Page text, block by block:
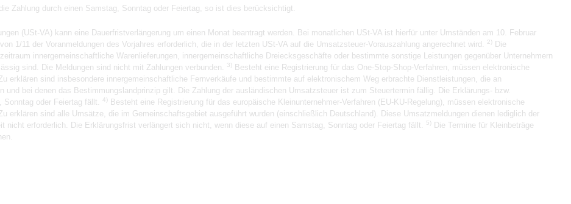
Zahlung durch einen Samstag, Sonntag oder Feiertag, so ist dies berücksichtigt.
(USt-VA) kann eine Dauerfristverlängerung um einen Monat beantragt werden. Bei monatlichen USt-VA ist hierfür unter Umständen am 10. Februar
1/11 der Voranmeldungen des Vorjahres erforderlich, die in der letzten USt-VA auf die Umsatzsteuer-Vorauszahlung angerechnet wird.
2)
Die
innergemeinschaftliche Warenlieferungen, innergemeinschaftliche Dreiecksgeschäfte oder bestimmte sonstige Leistungen gegenüber Unternehmern
sind. Die Meldungen sind nicht mit Zahlungen verbunden.
3)
Besteht eine Registrierung für das One-Stop-Shop-Verfahren, müssen elektronische
erklären sind insbesondere innergemeinschaftliche Fernverkäufe und bestimmte auf elektronischem Weg erbrachte Dienstleistungen, die an
und bei denen das Bestimmungslandprinzip gilt. Die Zahlung der ausländischen Umsatzsteuer ist zum Steuertermin fällig. Die Erklärungs- bzw.
oder Feiertag fällt.
4)
Besteht eine Registrierung für das europäische Kleinunternehmer-Verfahren (EU-KU-Regelung), müssen elektronische
erklären sind alle Umsätze, die im Gemeinschaftsgebiet ausgeführt wurden (einschließlich Deutschland). Diese Umsatzmeldungen dienen lediglich der
nicht erforderlich. Die Erklärungsfrist verlängert sich nicht, wenn diese auf einen Samstag, Sonntag oder Feiertag fällt.
5)
Die Termine für Kleinbeträge